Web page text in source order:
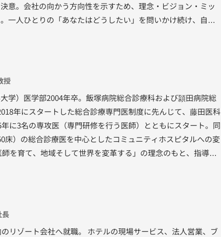
意。会社の向かう方向性を示すため、理念・ビジョン・ミッ
一人ひとりの「あなたはどうしたい」を問いかけ続け、自分
取り組みなどに取り組む。 2019 年福岡証券取引所に株式上
授
学）医学部2004年卒。飯塚病院総合診療科および頴田病院総
年にスタートした総合診療専門医制度に先んじて、藤田医科
に3名の専攻医（専門研修を行う医師）とともにスタート。同
床）の総合診療医を中心としたコミュニティホスピタルへの変
を育て、地域そして世界を変革する」の理念のもと、指導医
環境が整い・病院が増え、多くの患者さんを診ることを可能
長
リゾート会社へ就職。 ホテルの現場サービス、法人営業、ブ